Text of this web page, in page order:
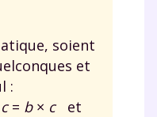
soient
et
:
c = b× c et